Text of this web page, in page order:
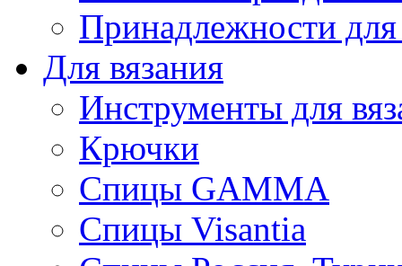
Принадлежности
Для вязания
Инструменты для
Крючки
Спицы GAMMA
Спицы Visantia